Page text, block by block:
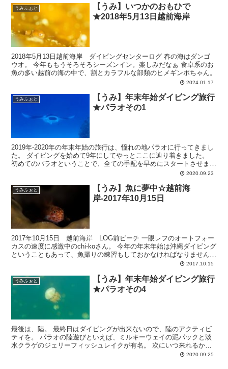
うみふぉと
【うみ】いつかのおもひで
★2018年5月13日越前海岸
2018年5月13日越前海岸 ダイビングセンターログ 春の海はダンゴ
ウオ。 今年ももうそろそろシーズンイン。楽しみだなぁ 食卓系のお
魚の多い越前の海の中で、割とカラフルな部類のヒメギンポちゃん。
2024.01.17
うみふぉと
【うみ】年末年始ダイビング旅行
★パラオその1
2019年-2020年の年末年始の旅行は、憧れの地パラオに行ってきまし
た。 ダイビングを始めて9年にしてやっとここに辿り着きました。
初めてのパラオということで、全ての手配を早めにスタートさせまし
2020.09.23
うみふぉと
【うみ】魚に夢中☆越前海
岸-2017年10月15日
2017年10月15日 越前海岸 LOG前ビーチ 一眼レフのオートフォー
カスの速度に感激中のchi-koさん。 今年の年末年始は沖縄ダイビング
ということもあって、魚撮りの練習もしておかなければなりません。
2017.10.15
うみふぉと
【うみ】年末年始ダイビング旅行
★パラオその4
最後は、陸。 最終日はダイビングが出来ないので、陸のアクティビ
ティを。 パラオの陸遊びといえば、ミルキーウェイの泥パックと淡
水クラゲのジェリーフィッシュレイクが有名。 次にいつ来れるかな
んてわからないので、この2つは体験したかった私たち。 ...2020.09.25